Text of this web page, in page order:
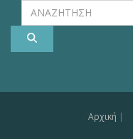
ΑΝΑΖΗΤΗΣΗ
Αρχική |